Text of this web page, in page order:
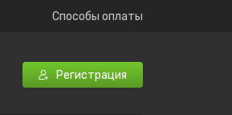
Способы оплаты
Регистрация